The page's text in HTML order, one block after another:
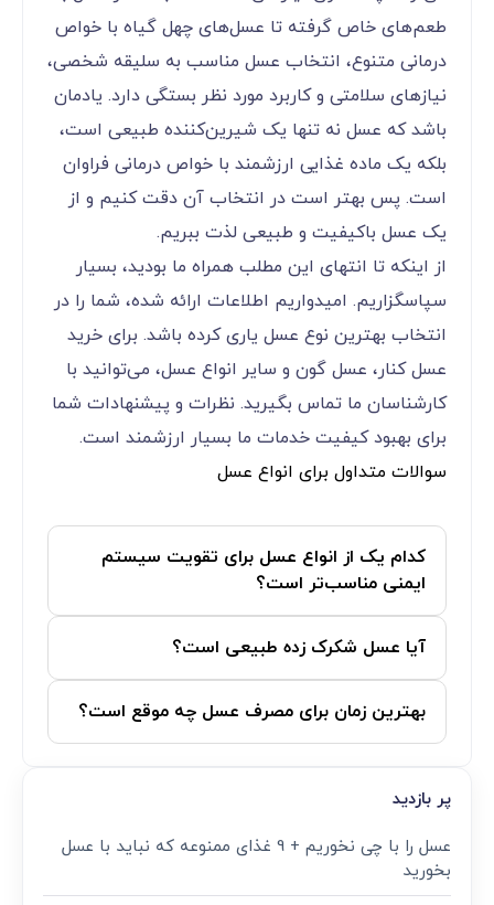
طعم‌های خاص گرفته تا عسل‌های چهل گیاه با خواص
درمانی متنوع، انتخاب عسل مناسب به سلیقه شخصی،
نیازهای سلامتی و کاربرد مورد نظر بستگی دارد. یادمان
باشد که عسل نه تنها یک شیرین‌کننده طبیعی است،
بلکه یک ماده غذایی ارزشمند با خواص درمانی فراوان
است. پس بهتر است در انتخاب آن دقت کنیم و از
یک عسل باکیفیت و طبیعی لذت ببریم.
از اینکه تا انتهای این مطلب همراه ما بودید، بسیار
سپاسگزاریم. امیدواریم اطلاعات ارائه شده، شما را در
انتخاب بهترین نوع عسل یاری کرده باشد. برای خرید
عسل کنار، عسل گون و سایر انواع عسل، می‌توانید با
کارشناسان ما تماس بگیرید. نظرات و پیشنهادات شما
برای بهبود کیفیت خدمات ما بسیار ارزشمند است.
سوالات متداول برای انواع عسل
کدام یک از انواع عسل برای تقویت سیستم
ایمنی مناسب‌تر است؟
آیا عسل شکرک زده طبیعی است؟
بهترین زمان برای مصرف عسل چه موقع است؟
پر بازدید
عسل را با چی نخوریم + 9 غذای ممنوعه که نباید با عسل
بخورید